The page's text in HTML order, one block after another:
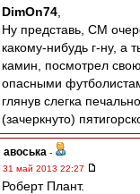
DimOn74
Ну представь, СМ
какому-нибудь г-ну, а
камин, посмотрел
опасными
глянув слегка
(зачеркнуто)
авоська -
31 май 2013 22:27
Роберт Плант.